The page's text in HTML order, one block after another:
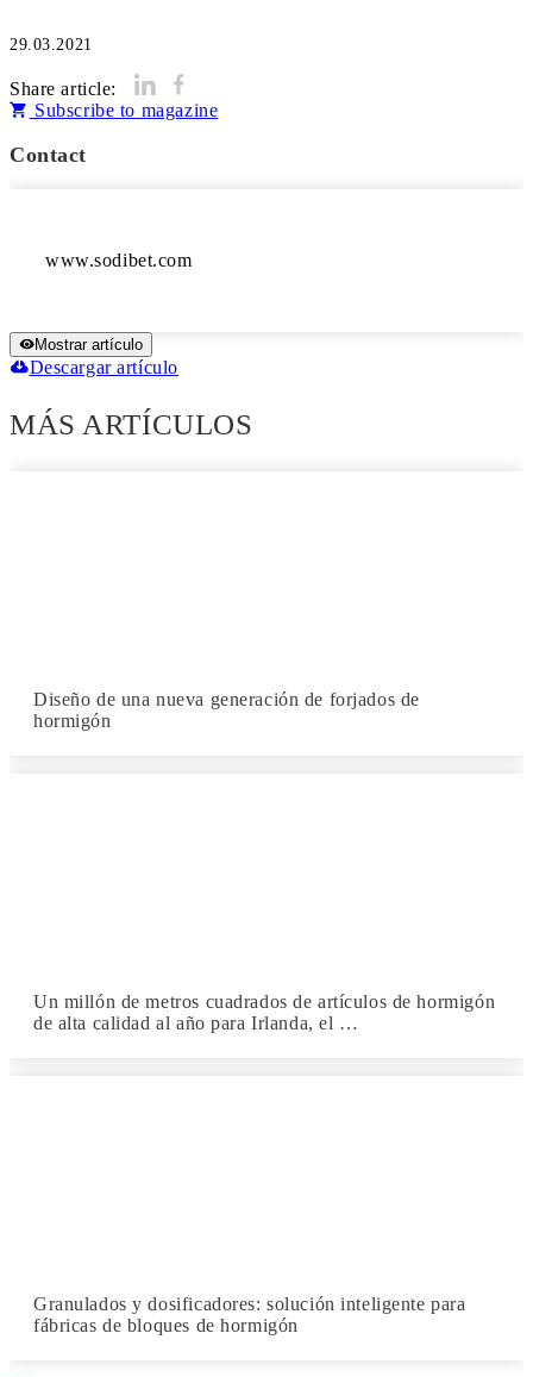
29.03.2021
Share article:
Subscribe to magazine
Contact
www.sodibet.com
Mostrar artículo
Descargar artículo
MÁS ARTÍCULOS
Diseño de una nueva generación de forjados de
hormigón
Un millón de metros cuadrados de artículos de hormigón
de alta calidad al año para Irlanda, el …
Granulados y dosificadores: solución inteligente para
fábricas de bloques de hormigón